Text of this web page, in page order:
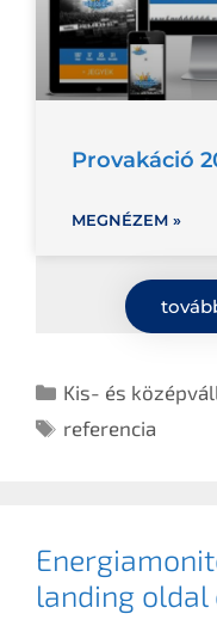
Provakáció
MEGNÉZEM »
Kis- és
referencia
landing oldal